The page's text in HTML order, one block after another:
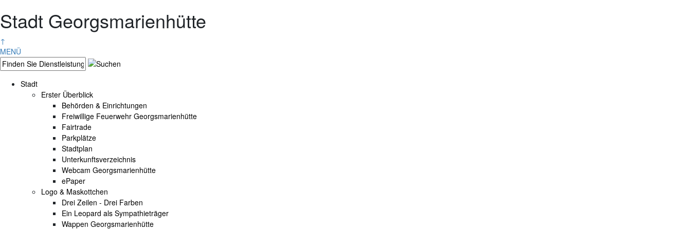
Stadt Georgsmarienhütte
↑
MENÜ
Stadt
Erster Überblick
Behörden & Einrichtungen
Freiwillige Feuerwehr Georgsmarienhütte
Fairtrade
Parkplätze
Stadtplan
Unterkunftsverzeichnis
Webcam Georgsmarienhütte
ePaper
Logo & Maskottchen
Drei Zeilen - Drei Farben
Ein Leopard als Sympathieträger
Wappen Georgsmarienhütte